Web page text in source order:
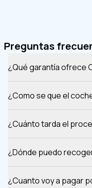
Preguntas
¿Qué garantía ofrece
¿Como se que el
¿Cuánto tarda el
¿Dónde puedo
¿Cuanto voy a pagar